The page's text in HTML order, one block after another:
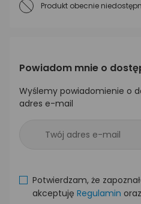
Produkt obecnie
Powiadom mnie o
Wyślemy powiadomienie o
adres e-mail
Potwierdzam, że
akceptuję Regulamin oraz